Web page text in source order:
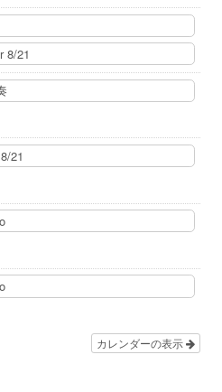
8/21
21
カレンダーの表示